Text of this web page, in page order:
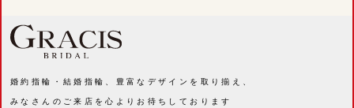
婚約指輪・結婚指輪、豊富なデザインを取り揃え、
みなさんのご来店を心よりお待ちしております